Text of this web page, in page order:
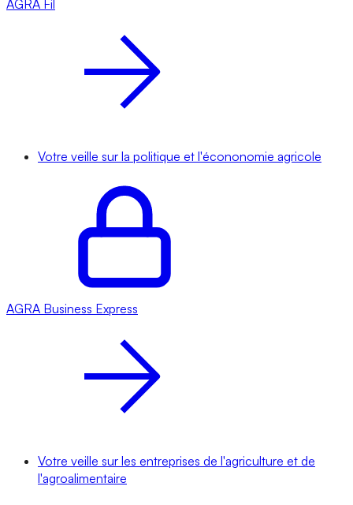
AGRA Fil
Votre veille sur la politique et l'écononomie agricole
AGRA Business Express
Votre veille sur les entreprises de l'agriculture et de
l'agroalimentaire